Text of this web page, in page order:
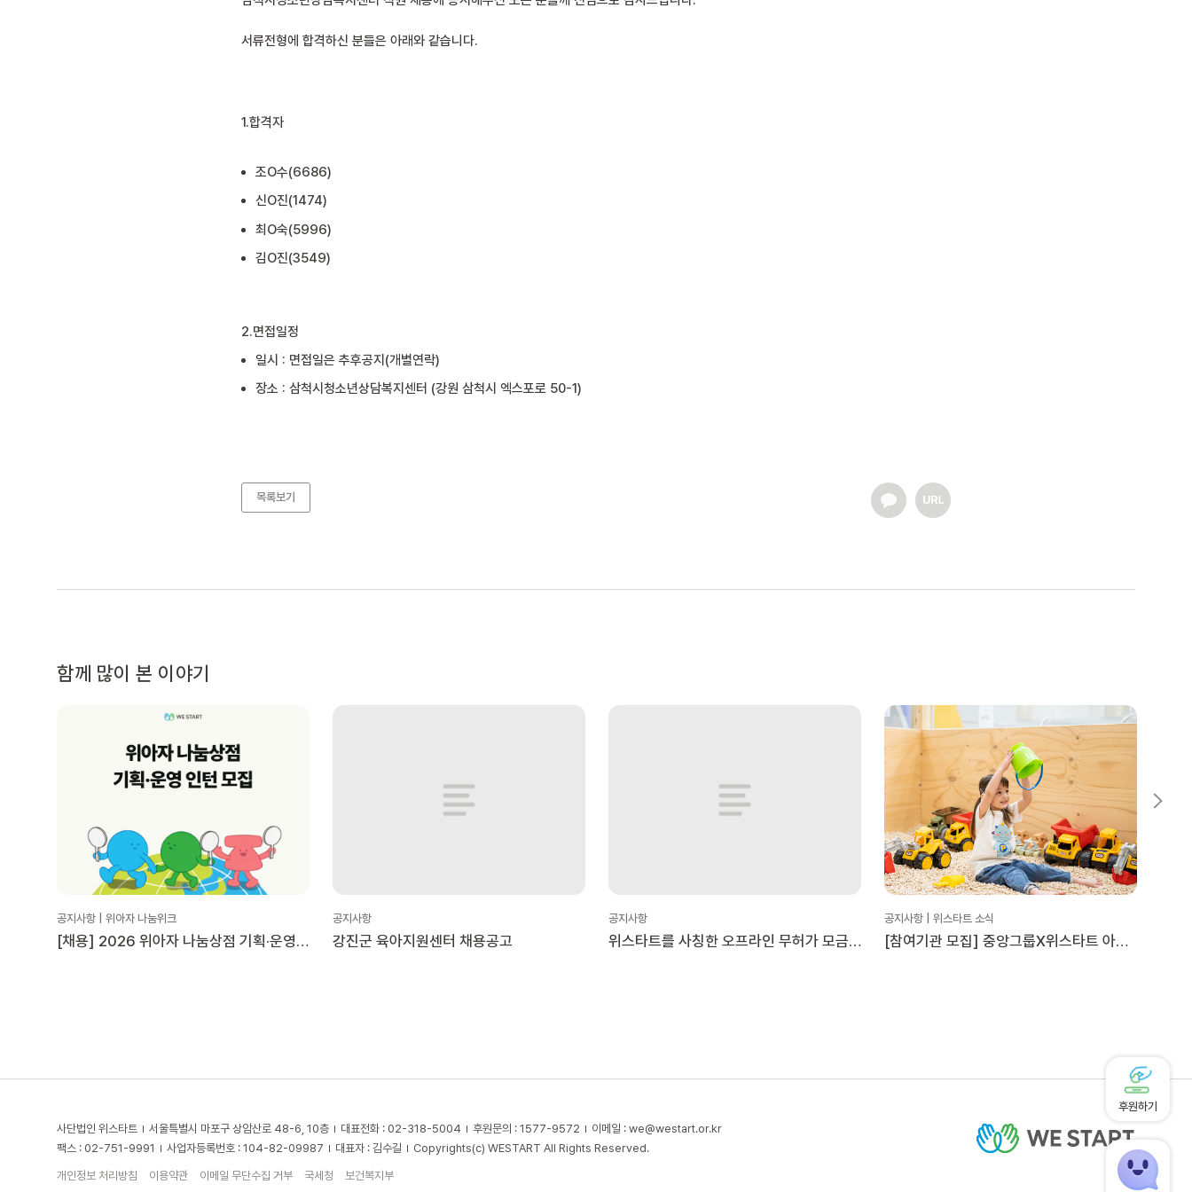
서류전형에 합격하신 분들은 아래와 같습니다.
1.합격자
조O수(6686)
신O진(1474)
최O숙(5996)
김O진(3549)
2.면접일정
일시 : 면접일은 추후공지(개별연락)
장소 : 삼척시청소년상담복지센터 (강원 삼척시 엑스포로 50-1)
목록보기
함께 많이 본 이야기
공지사항 | 위아자 나눔위크
[채용] 2026 위아자 나눔상점 기획·운영
공지사항
강진군 육아지원센터 채용공고
공지사항
위스타트를 사칭한 오프라인 무허가 모금
공지사항 | 위스타트 소식
[참여기관 모집] 중앙그룹X위스타트 아동
사단법인 위스타트 서울특별시 마포구 상암산로 48-6, 10층 대표전화 : 02-318-5004 후원문의 : 1577-9572 이메일 : we@westart.or.kr
팩스 : 02-751-9991
사업자등록번호 : 104-82-09987 대표자 : 김수길 Copyrights(c) WESTART All Rights Reserved.
개인정보 처리방침 이용약관 이메일 무단수집 거부 국세청 보건복지부
후원하기